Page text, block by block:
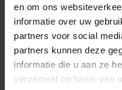
en om ons
informatie over uw
partners voor social
partners kunnen deze
informatie die u aan ze
verzameld op basis van